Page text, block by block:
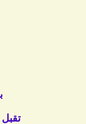
تقبل